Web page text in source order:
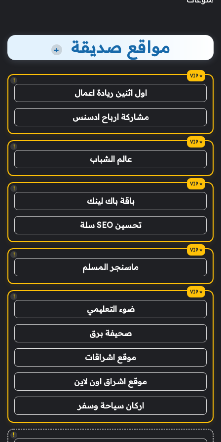
مواقع صديقة +
!
اول اثنين ريادة اعمال
مشاركة ارباح ادسنس
!
عالم الشباب
!
باقة باك لينك
تحسين SEO سلة
!
ماسنجر المسلم
!
ضوء التعليمي
صحيفة برق
موقع اشراقات
موقع اشراق اون لاين
اركان سياحة وسفر
!